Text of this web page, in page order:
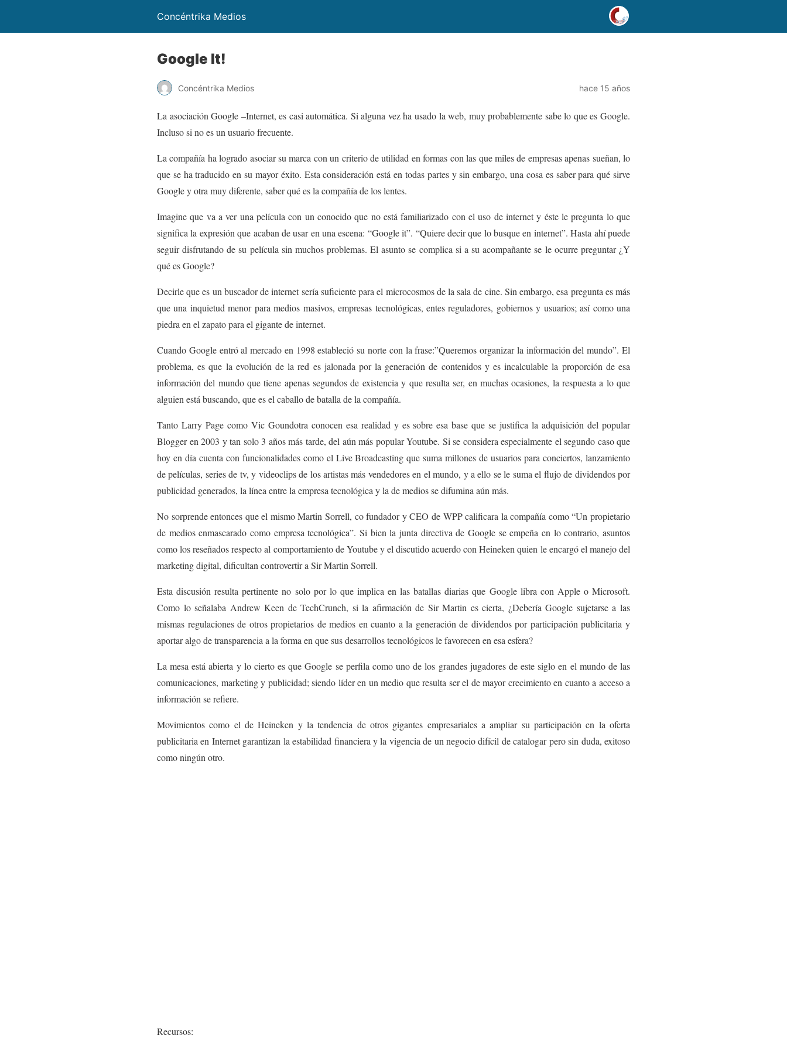
Concéntrika Medios
Google It!
Concéntrika Medios hace 15 años
La asociación Google –Internet, es casi automática. Si alguna vez ha usado la web, muy probablemente sabe lo que es Google.
Incluso si no es un usuario frecuente.
La compañía ha logrado asociar su marca con un criterio de utilidad en formas con las que miles de empresas apenas sueñan, lo
que se ha traducido en su mayor éxito. Esta consideración está en todas partes y sin embargo, una cosa es saber para qué sirve
Google y otra muy diferente, saber qué es la compañía de los lentes.
Imagine que va a ver una película con un conocido que no está familiarizado con el uso de internet y éste le pregunta lo que
significa la expresión que acaban de usar en una escena: “Google it”. “Quiere decir que lo busque en internet”. Hasta ahí puede
seguir disfrutando de su película sin muchos problemas. El asunto se complica si a su acompañante se le ocurre preguntar ¿Y
qué es Google?
Decirle que es un buscador de internet sería suficiente para el microcosmos de la sala de cine. Sin embargo, esa pregunta es más
que una inquietud menor para medios masivos, empresas tecnológicas, entes reguladores, gobiernos y usuarios; así como una
piedra en el zapato para el gigante de internet.
Cuando Google entró al mercado en 1998 estableció su norte con la frase:”Queremos organizar la información del mundo”. El
problema, es que la evolución de la red es jalonada por la generación de contenidos y es incalculable la proporción de esa
información del mundo que tiene apenas segundos de existencia y que resulta ser, en muchas ocasiones, la respuesta a lo que
alguien está buscando, que es el caballo de batalla de la compañía.
Tanto Larry Page como Vic Goundotra conocen esa realidad y es sobre esa base que se justifica la adquisición del popular
Blogger en 2003 y tan solo 3 años más tarde, del aún más popular Youtube. Si se considera especialmente el segundo caso que
hoy en día cuenta con funcionalidades como el Live Broadcasting que suma millones de usuarios para conciertos, lanzamiento
de películas, series de tv, y videoclips de los artistas más vendedores en el mundo, y a ello se le suma el flujo de dividendos por
publicidad generados, la línea entre la empresa tecnológica y la de medios se difumina aún más.
No sorprende entonces que el mismo Martin Sorrell, co fundador y CEO de WPP calificara la compañía como “Un propietario
de medios enmascarado como empresa tecnológica”. Si bien la junta directiva de Google se empeña en lo contrario, asuntos
como los reseñados respecto al comportamiento de Youtube y el discutido acuerdo con Heineken quien le encargó el manejo del
marketing digital, dificultan controvertir a Sir Martin Sorrell.
Esta discusión resulta pertinente no solo por lo que implica en las batallas diarias que Google libra con Apple o Microsoft.
Como lo señalaba Andrew Keen de TechCrunch, si la afirmación de Sir Martin es cierta, ¿Debería Google sujetarse a las
mismas regulaciones de otros propietarios de medios en cuanto a la generación de dividendos por participación publicitaria y
aportar algo de transparencia a la forma en que sus desarrollos tecnológicos le favorecen en esa esfera?
La mesa está abierta y lo cierto es que Google se perfila como uno de los grandes jugadores de este siglo en el mundo de las
comunicaciones, marketing y publicidad; siendo líder en un medio que resulta ser el de mayor crecimiento en cuanto a acceso a
información se refiere.
Movimientos como el de Heineken y la tendencia de otros gigantes empresariales a ampliar su participación en la oferta
publicitaria en Internet garantizan la estabilidad financiera y la vigencia de un negocio difícil de catalogar pero sin duda, exitoso
como ningún otro.
Recursos: